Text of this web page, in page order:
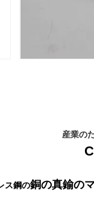
産業の
ス鋼の銅の真鍮の